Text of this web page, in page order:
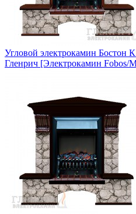
Угловой электрокамин Бостон
Гленрич [Электрокамин Fobos/